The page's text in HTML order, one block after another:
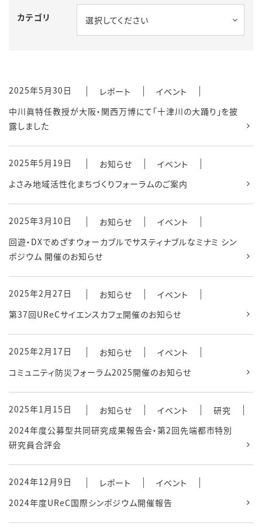
カテゴリ 選択してください
2025年5月30日 レポート
イベント
中川眞特任教授が大阪・関西万博にて「十津川の大踊り」を披
露しました
2025年5月19日 お知らせ
イベント
よさみ地域活性化まちづくりフォーラムのご案内
2025年3月10日 お知らせ
イベント
回遊・DXでめざすウォーカブルでサスティナブルなミナミ シン
ポジウム 開催のお知らせ
2025年2月27日 お知らせ
イベント
第37回UReCサイエンスカフェ開催のお知らせ
2025年2月17日 お知らせ
イベント
コミュニティ防災フォーラム2025開催のお知らせ
2025年1月15日 お知らせ イベント
研究
2024年度公募型共同研究成果報告会・第2回先端都市特別
研究員合評会
2024年12月9日 レポート
イベント
2024年度UReC国際シンポジウム開催報告